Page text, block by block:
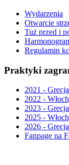
Wydarzenia
Otwarcie
Tuż przed i
Regulamin
Praktyki
2021 - Grecja
2022 -
2023 - Grecja
2025 -
2026 - Grecja
Fanpage na